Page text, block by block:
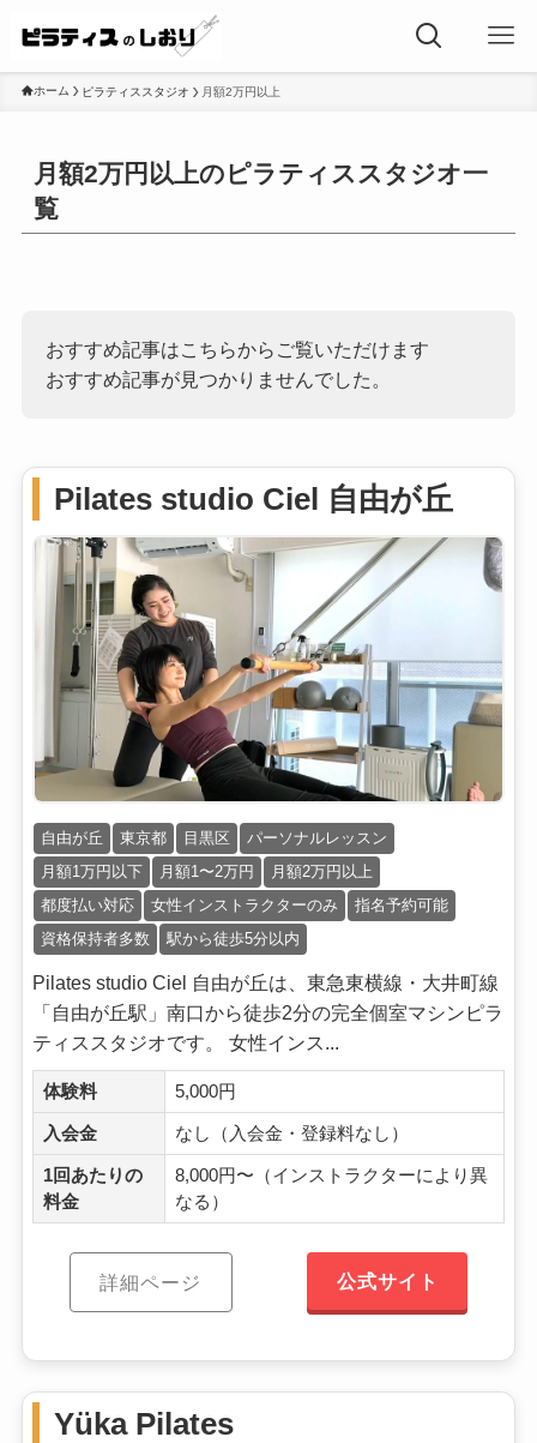
ホーム ピラティススタジオ 月額2万円以上
月額2万円以上のピラティススタジオ一
覧
おすすめ記事はこちらからご覧いただけます
おすすめ記事が見つかりませんでした。
Pilates studio Ciel 自由が丘
自由が丘 東京都 目黒区
パーソナルレッスン
月額1万円以下
月額1〜2万円
月額2万円以上
都度払い対応
女性インストラクターのみ
指名予約可能
資格保持者多数
駅から徒歩5分以内
Pilates studio Ciel 自由が丘は、東急東横線・大井町線
「自由が丘駅」南口から徒歩2分の完全個室マシンピラ
ティススタジオです。 女性インス...
体験料 5,000円
入会金 なし（入会金・登録料なし）
1回あたりの
料金
8,000円〜（インストラクターにより異
なる）
詳細ページ 公式サイト
Yüka Pilates